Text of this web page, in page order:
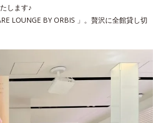
します♪
LOUNGE BY ORBIS 」。贅沢に全館貸し切